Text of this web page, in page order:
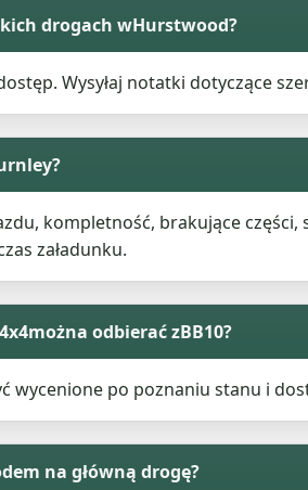
drogach wHurstwood?
Wysyłaj notatki dotyczące
kompletność, brakujące
załadunku.
odbierać zBB10?
wycenione po poznaniu stanu i
na główną drogę?